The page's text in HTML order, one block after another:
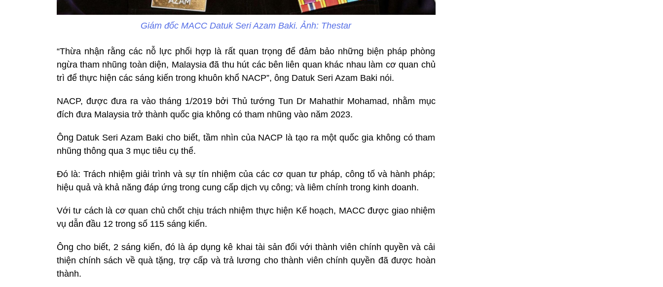
Giám đốc MACC Datuk Seri Azam Baki. Ảnh: Thestar
“Thừa nhận rằng các nỗ lực phối hợp là rất quan trọng để đảm bảo những biện pháp phòng
ngừa tham nhũng toàn diện, Malaysia đã thu hút các bên liên quan khác nhau làm cơ quan chủ
trì để thực hiện các sáng kiến trong khuôn khổ NACP”, ông Datuk Seri Azam Baki nói.
NACP, được đưa ra vào tháng 1/2019 bởi Thủ tướng Tun Dr Mahathir Mohamad, nhằm mục
đích đưa Malaysia trở thành quốc gia không có tham nhũng vào năm 2023.
Ông Datuk Seri Azam Baki cho biết, tầm nhìn của NACP là tạo ra một quốc gia không có tham
nhũng thông qua 3 mục tiêu cụ thể.
Đó là: Trách nhiệm giải trình và sự tín nhiệm của các cơ quan tư pháp, công tố và hành pháp;
hiệu quả và khả năng đáp ứng trong cung cấp dịch vụ công; và liêm chính trong kinh doanh.
Với tư cách là cơ quan chủ chốt chịu trách nhiệm thực hiện Kế hoạch, MACC được giao nhiệm
vụ dẫn đầu 12 trong số 115 sáng kiến.
Ông cho biết, 2 sáng kiến, đó là áp dụng kê khai tài sản đối với thành viên chính quyền và cải
thiện chính sách về quà tặng, trợ cấp và trả lương cho thành viên chính quyền đã được hoàn
thành.